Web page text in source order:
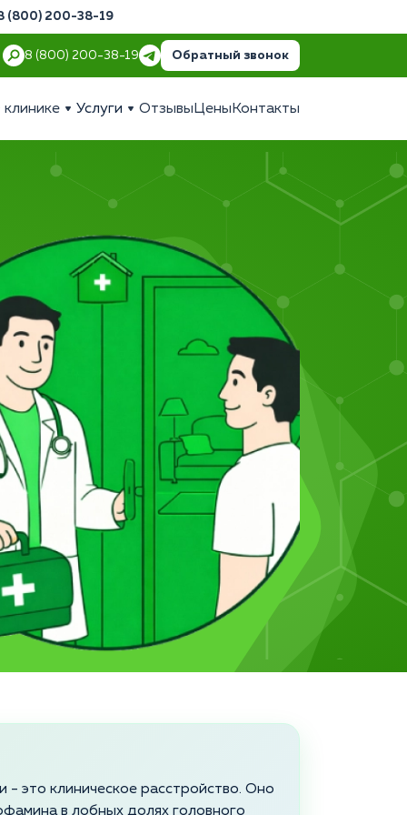
(800) 200-38-19
8 (800) 200-38-19 Обратный звонок
Услуги Отзывы Цены Контакты
это клиническое расстройство. Оно
в лобных долях головного